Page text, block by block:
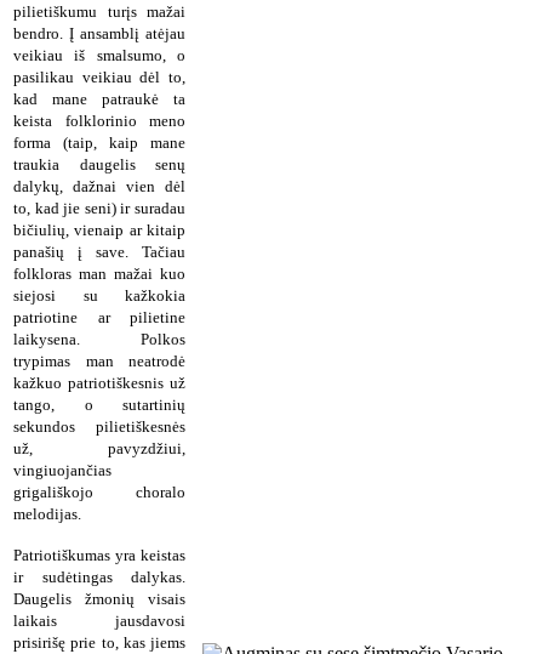
pilietiškumu turįs mažai
bendro. Į ansamblį atėjau
veikiau iš smalsumo, o
pasilikau veikiau dėl to,
kad mane patraukė ta
keista folklorinio meno
forma (taip, kaip mane
traukia daugelis senų
dalykų, dažnai vien dėl
to, kad jie seni) ir suradau
bičiulių, vienaip ar kitaip
panašių į save. Tačiau
folkloras man mažai kuo
siejosi su kažkokia
patriotine ar pilietine
laikysena. Polkos
trypimas man neatrodė
kažkuo patriotiškesnis už
tango, o sutartinių
sekundos pilietiškesnės
už, pavyzdžiui,
vingiuojančias
grigališkojo choralo
melodijas.
Patriotiškumas yra keistas
ir sudėtingas dalykas.
Daugelis žmonių visais
laikais jausdavosi
prisirišę prie to, kas jiems